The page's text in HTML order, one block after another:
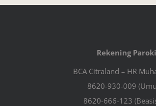
Rekening Paroki
BCA Citraland – HR
8620-930-009
8620-666-123